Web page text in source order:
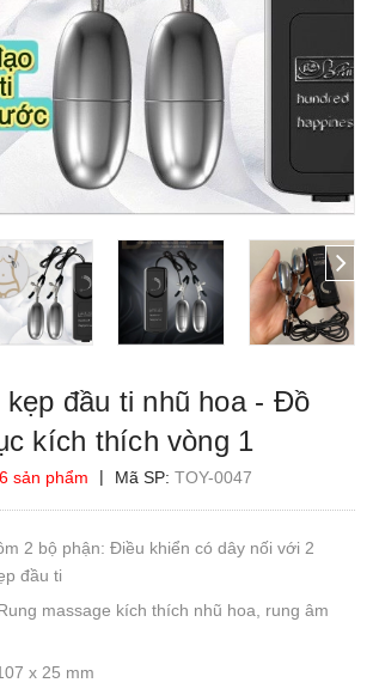
đầu ti nhũ hoa - Đồ
kích thích vòng 1
sản phẩm | Mã SP: TOY-0047
2 bộ phận: Điều khiển có dây nối với 2
đầu ti
massage kích thích nhũ hoa, rung âm
x 25 mm